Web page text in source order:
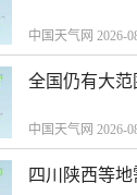
中国天气网 2026-
全国仍有大
中国天气网 2026-
四川陕西等